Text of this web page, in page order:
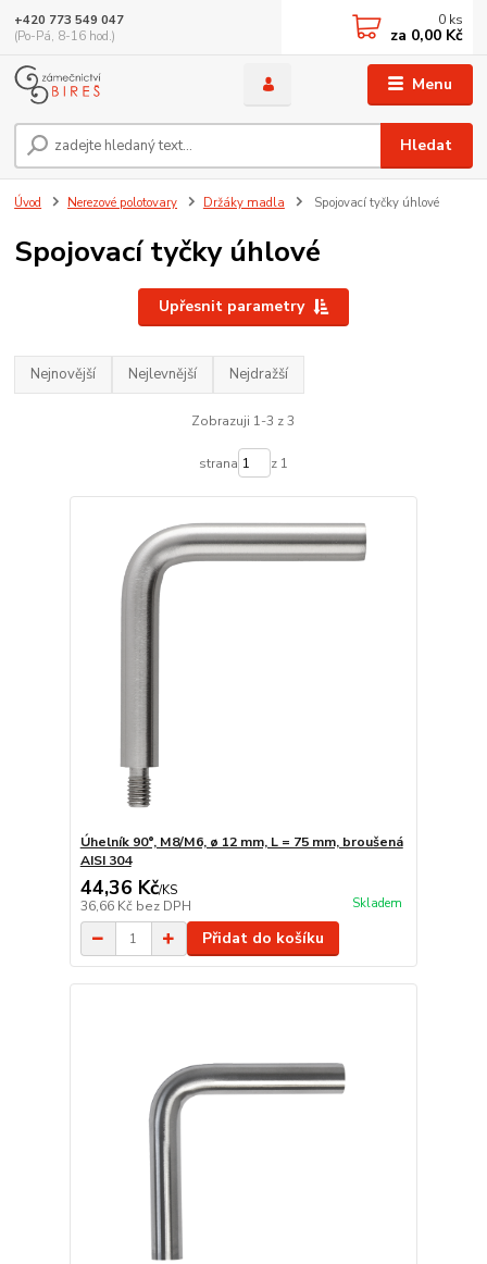
Menu
Hledat
+420 773 549 047
(Po-Pá, 8-16 hod.)
0 ks
za 0,00 Kč
Úvod Nerezové polotovary Držáky madla Spojovací tyčky úhlové
Spojovací tyčky úhlové
Upřesnit parametry
Nejnovější Nejlevnější Nejdražší
Zobrazuji 1-3 z 3
strana z 1
Úhelník 90°, M8/M6, ø 12 mm, L = 75 mm, broušená
AISI 304
44,36 Kč/KS
36,66 Kč bez DPH Skladem
Přidat do košíku